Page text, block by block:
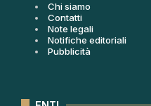
Chi siamo
Contatti
Note legali
Notifiche editoriali
Pubblicità